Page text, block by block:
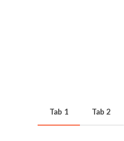
Tab 1 Tab 2